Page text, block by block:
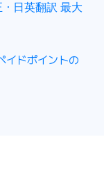
・日英翻訳 最大
イドポイントの